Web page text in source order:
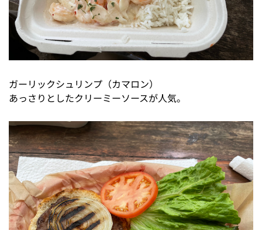
ガーリックシュリンプ（カマロン）
あっさりとしたクリーミーソースが人気。